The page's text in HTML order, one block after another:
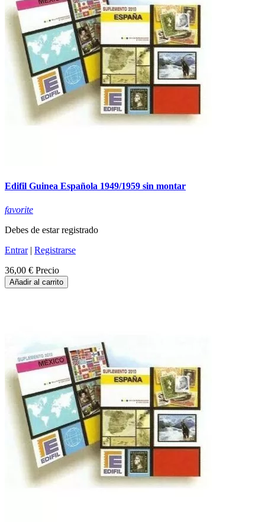
Edifil Guinea Española 1949/1959 sin montar
favorite
Debes de estar registrado
Entrar| Registrarse
36,00 € Precio
Añadir al carrito